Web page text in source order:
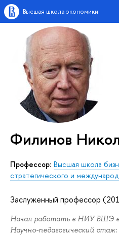
Высшая школа экономики
Филинов
Профессор: Высшая школа
стратегического и
Заслуженный профессор
Начал работать в НИУ ВШЭ в
Научно-педагогический